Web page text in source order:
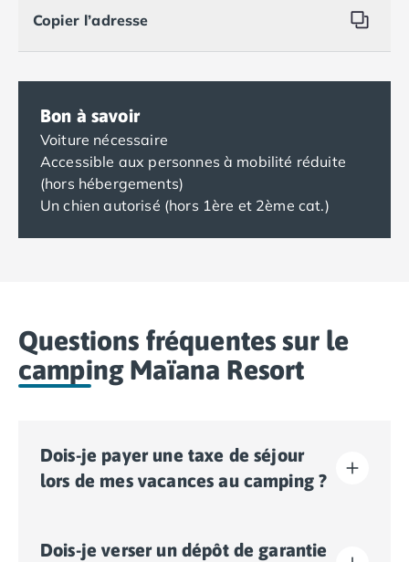
Copier l’adresse
Bon à savoir
Voiture nécessaire
Accessible aux personnes à mobilité réduite
(hors hébergements)
Un chien autorisé (hors 1ère et 2ème cat.)
Questions fréquentes sur le
camping Maïana Resort
Dois-je payer une taxe de séjour
lors de mes vacances au camping ?
sites touristiques. Il vous faudra donc l’acquitter lors
Dois-je verser un dépôt de garantie